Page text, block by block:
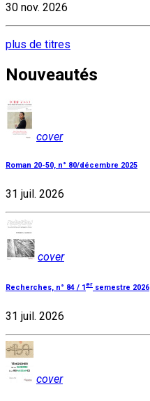
30 nov. 2026
plus de titres
Nouveautés
cover
Roman 20-50, n° 80/décembre 2025
31 juil. 2026
cover
Recherches, n° 84 / 1er semestre 2026
31 juil. 2026
cover